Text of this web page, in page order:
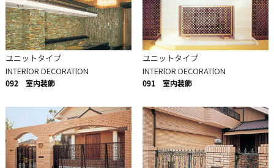
ユニットタイプ
INTERlOR DECORATlON
092 室内装飾
ユニットタイプ
INTERlOR DECORATlON
091 室内装飾